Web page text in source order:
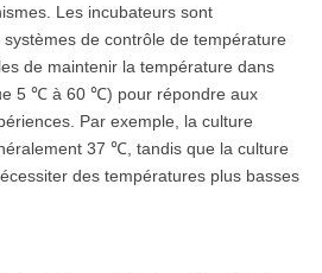
Les incubateurs sont
de contrôle de température
de maintenir la température dans
5 ℃ à 60 ℃) pour répondre aux
Par exemple, la culture
37 ℃, tandis que la culture
des températures plus basses